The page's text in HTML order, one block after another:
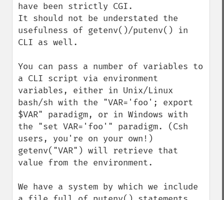
have been strictly CGI.
It should not be understated the
usefulness of getenv()/putenv() in
CLI as well.
You can pass a number of variables to
a CLI script via environment
variables, either in Unix/Linux
bash/sh with the "VAR='foo'; export
$VAR" paradigm, or in Windows with
the "set VAR='foo'" paradigm. (Csh
users, you're on your own!)
getenv("VAR") will retrieve that
value from the environment.
We have a system by which we include